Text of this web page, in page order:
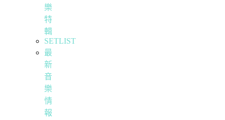
樂
特
輯
SETLIST
最
新
音
樂
情
報